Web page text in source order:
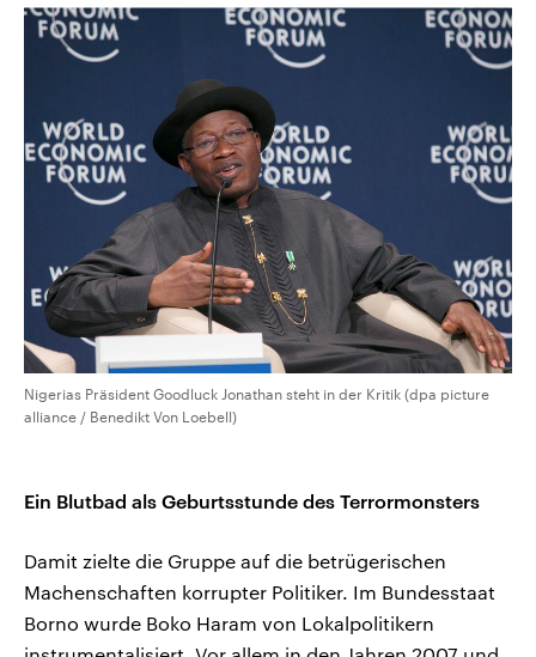
Nigerias Präsident Goodluck Jonathan steht in der Kritik (dpa picture
alliance / Benedikt Von Loebell)
Ein Blutbad als Geburtsstunde des Terrormonsters
Damit zielte die Gruppe auf die betrügerischen
Machenschaften korrupter Politiker. Im Bundesstaat
Borno wurde Boko Haram von Lokalpolitikern